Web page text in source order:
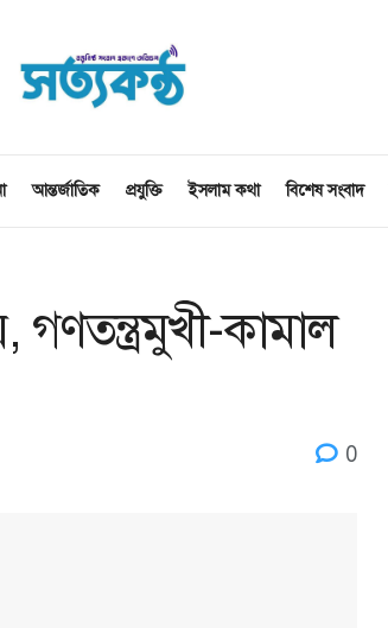
আন্তর্জাতিক প্রযুক্তি ইসলাম কথা বিশেষ সংবাদ
গণতন্ত্রমুখী-কামাল
0